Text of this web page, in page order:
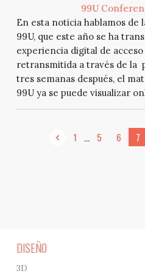
99U
En esta noticia hablamos de
99U, que este año se ha
experiencia digital de
retransmitida a través de la
tres semanas después, el
99U ya se puede visualizar
1 ... 5 6 7
DISEÑO
3D